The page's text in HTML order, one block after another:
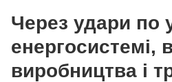
Через удари по
енергосистемі,
виробництва і